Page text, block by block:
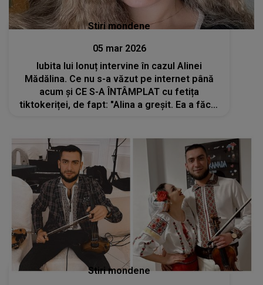
Stiri mondene
05 mar 2026
Iubita lui Ionuț intervine în cazul Alinei
Mădălina. Ce nu s-a văzut pe internet până
acum și CE S-A ÎNTÂMPLAT cu fetița
tiktokeriței, de fapt: "Alina a greșit. Ea a făcut
Stiri mondene